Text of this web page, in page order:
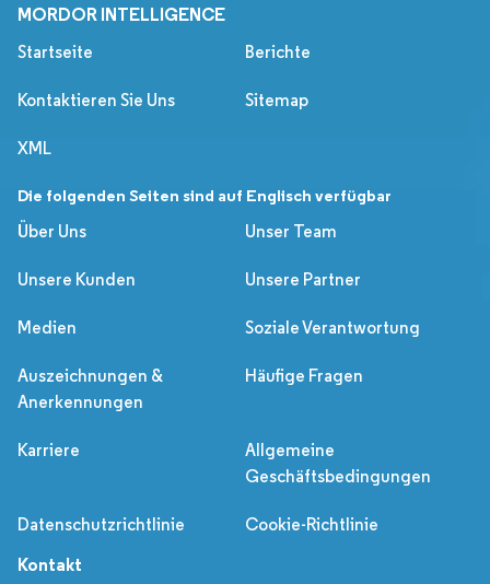
MORDOR INTELLIGENCE
Startseite Berichte
Kontaktieren Sie Uns Sitemap
XML
Die folgenden Seiten sind auf Englisch verfügbar
Über Uns
Unser Team
Unsere Kunden Unsere Partner
Medien Soziale Verantwortung
Auszeichnungen &
Anerkennungen
Häufige Fragen
Karriere
Allgemeine
Geschäftsbedingungen
Datenschutzrichtlinie Cookie-Richtlinie
Kontakt